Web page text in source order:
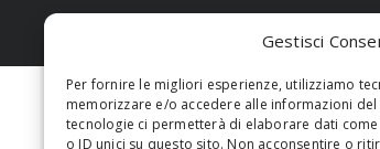
Gestisci
Per fornire le migliori esperienze, utilizziamo
memorizzare e/o accedere alle informazioni
tecnologie ci permetterà di elaborare dati
o ID unici su questo sito. Non acconsentire o